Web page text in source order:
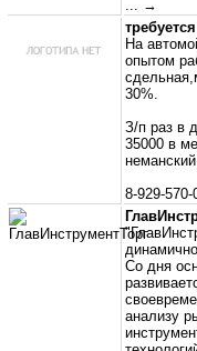
... →
На
опытом
30%.
З/п раз в
35000 в
8-929-
Со дня
анализу